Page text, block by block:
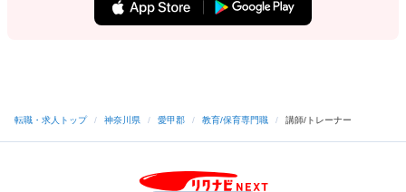
転職・求人トップ / 神奈川県 / 愛甲郡 / 教育/保育専門職 / 講師/トレーナー